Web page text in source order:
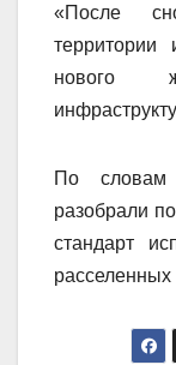
«После
территории
нового
По словам
разобрали
стандарт